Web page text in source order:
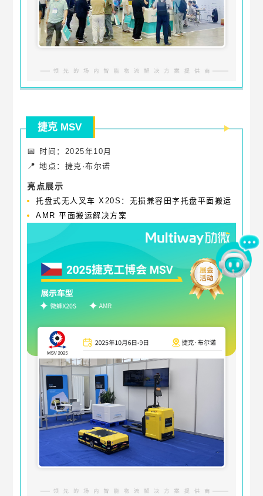
捷克 MSV
📅 时间：2025年10月
📍地点：捷克·布尔诺
亮点展示
托盘式无人叉车 X20S：无损兼容田字托盘平面搬运
AMR 平面搬运解决方案